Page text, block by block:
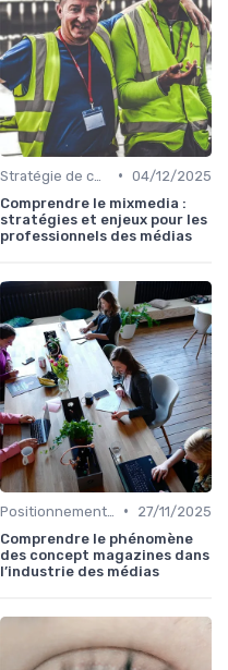
• 04/12/2025
Comprendre le mixmedia :
stratégies et enjeux pour les
professionnels des médias
•
27/11/2025
Comprendre le phénomène
des concept magazines dans
l’industrie des médias